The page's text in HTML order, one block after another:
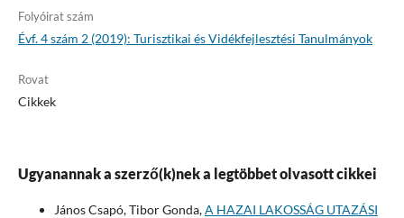
Folyóirat szám
Évf. 4 szám 2 (2019): Turisztikai és Vidékfejlesztési Tanulmányok
Rovat
Cikkek
Ugyanannak a szerző(k)nek a legtöbbet olvasott cikkei
János Csapó, Tibor Gonda,A HAZAI LAKOSSÁG UTAZÁSI